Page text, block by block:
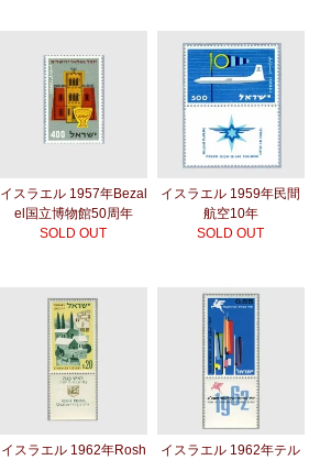
イスラエル 1957年Bezal
el国立博物館50周年
SOLD OUT
イスラエル 1959年民間
航空10年
SOLD OUT
イスラエル 1962年Rosh イスラエル 1962年テル